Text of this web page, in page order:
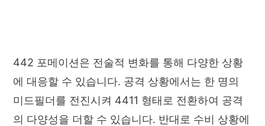
442 포메이션은 전술적 변화를 통해 다양한 상황
에 대응할 수 있습니다. 공격 상황에서는 한 명의
미드필더를 전진시켜 4411 형태로 전환하여 공격
의 다양성을 더할 수 있습니다. 반대로 수비 상황에